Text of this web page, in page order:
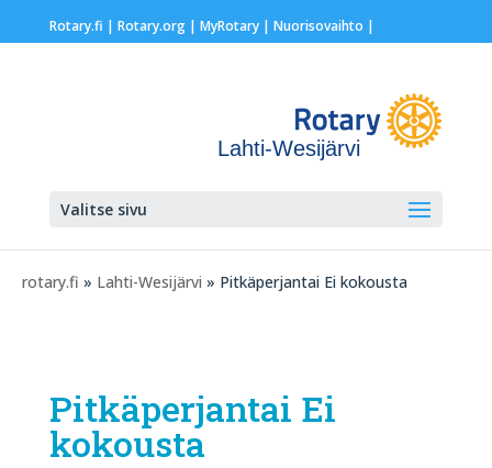
Rotary.fi | Rotary.org| MyRotary | Nuorisovaihto |
Lahti-Wesijärvi
Valitse sivu
rotary.fi » Lahti-Wesijärvi » Pitkäperjantai Ei kokousta
Pitkäperjantai Ei
kokousta